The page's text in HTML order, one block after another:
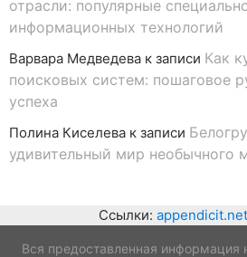
отрасли: популярные
информационных технологий
Варвара Медведева к записи Как
поисковых систем: пошаговое
успеха
Полина Киселева к записи
удивительный мир необычного
Ссылки: appendicit.net
Вся предоставленная информация